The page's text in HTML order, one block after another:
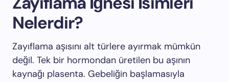
Nelerdir?
Zayıflama aşısını alt türlere ayırmak mümkün
değil. Tek bir hormondan üretilen bu aşının
kaynağı plasenta. Gebeliğin başlamasıyla